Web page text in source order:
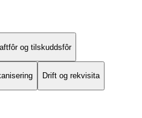
og tilskuddsfôr
Drift og rekvisita